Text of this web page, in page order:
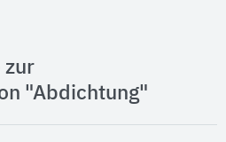
zur
"Abdichtung"